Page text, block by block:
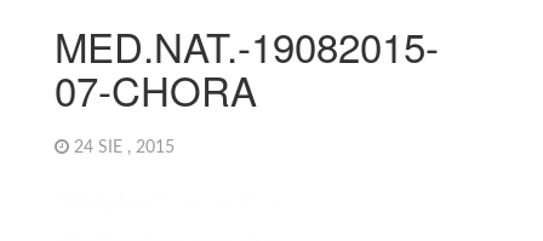
MED.NAT.-19082015-
07-CHORA
24 SIE , 2015